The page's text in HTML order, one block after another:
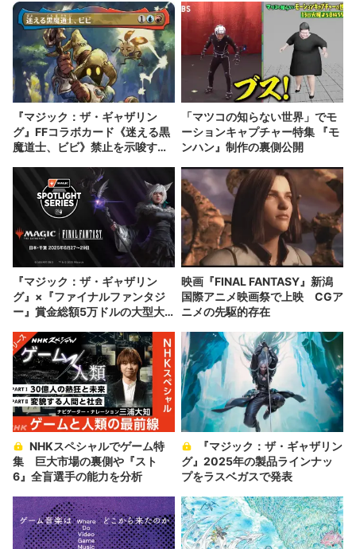
『マジック：ザ・ギャザリン
グ』FFコラボカード《迷える黒
魔道士、ビビ》禁止を示唆する
「マツコの知らない世界」でモ
ーションキャプチャー特集 『モ
ンハン』制作の裏側公開
『マジック：ザ・ギャザリン
グ』×『ファイナルファンタジ
ー』賞金総額5万ドルの大型大
映画『FINAL FANTASY』新潟
国際アニメ映画祭で上映 CGア
ニメの先駆的存在
集 巨大市場の裏側や『スト
6』全盲選手の能力を分析
グ』2025年の製品ラインナッ
プをラスベガスで発表